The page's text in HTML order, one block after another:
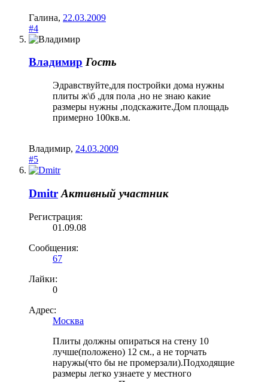
Галина, 22.03.2009
#4
Владимир Гость
Эдравствуйте,для постройки дома нужны
плиты ж\б ,для пола ,но не знаю какие
размеры нужны ,подскажите.Дом площадь
примерно 100кв.м.
Владимир, 24.03.2009
#5
Dmitr Активный участник
Регистрация:
01.09.08
Сообщения:
67
Лайки:
0
Адрес:
Москва
Плиты должны опираться на стену 10
лучше(положено) 12 см., а не торчать
наружы(что бы не промерзали).Подходящие
размеры легко узнаете у местного